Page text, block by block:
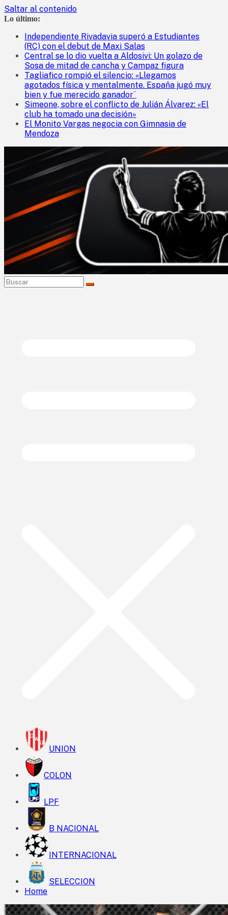
Saltar al contenido
Lo último:
Independiente Rivadavia superó a Estudiantes
(RC) con el debut de Maxi Salas
Central se lo dio vuelta a Aldosivi: Un golazo de
Sosa de mitad de cancha y Campaz figura
Tagliafico rompió el silencio: «Llegamos
agotados física y mentalmente. España jugó muy
bien y fue merecido ganador¨
Simeone, sobre el conflicto de Julián Álvarez: «El
club ha tomado una decisión»
El Monito Vargas negocia con Gimnasia de
Mendoza
UNION
COLON
LPF
B NACIONAL
INTERNACIONAL
SELECCION
Home